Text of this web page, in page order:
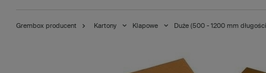
Grembox producent Kartony Klapowe Duże (500 - 1200 mm